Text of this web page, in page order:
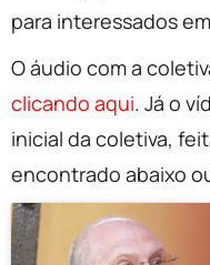
para interessados
O áudio com a
clicando aqui. Já o
inicial da coletiva,
encontrado abaixo